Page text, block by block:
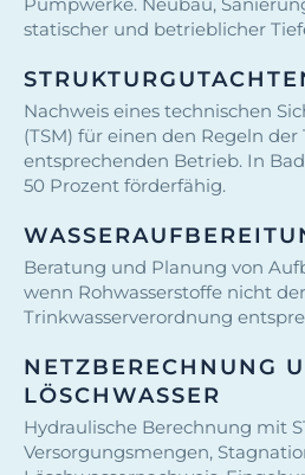
statischer und betrieblicher
Nachweis eines technischen
(TSM) für einen den Regeln der
entsprechenden Betrieb. In
50 Prozent förderfähig.
Beratung und Planung von
wenn Rohwasserstoffe nicht der
Trinkwasserverordnung
NETZBERECHNUNG
LÖSCHWASSER
Hydraulische Berechnung mit
Versorgungsmengen,